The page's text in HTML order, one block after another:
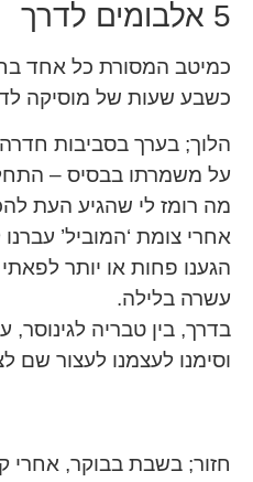
5 אלבומים לדרך
כמיטב המסורת כל אחד
כשבע שעות של מוסיקה
הלוך; בערך בסביבות
על משמרתו בבסיס –
מה רומז לי שהגיע העת
אחרי צומת ‘המוביל’
הגענו פחות או יותר
עשרה בלילה.
בדרך, בין טבריה
וסימנו לעצמנו לעצור שם
חזור; בשבת בבוקר, אחרי